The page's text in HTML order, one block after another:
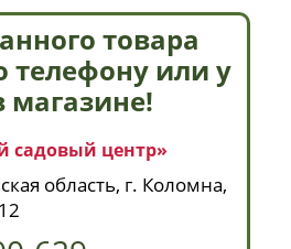
товара
телефону или у
садовый центр»
область, г. Коломна,